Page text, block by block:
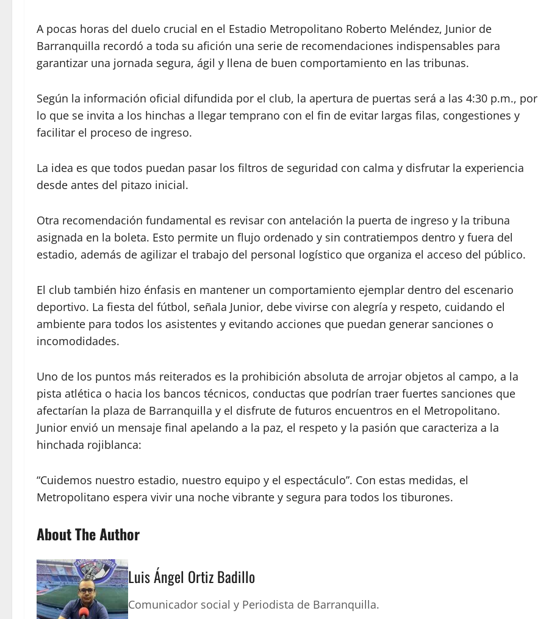
A pocas horas del duelo crucial en el Estadio Metropolitano Roberto Meléndez, Junior de
Barranquilla recordó a toda su afición una serie de recomendaciones indispensables para
garantizar una jornada segura, ágil y llena de buen comportamiento en las tribunas.
Según la información oficial difundida por el club, la apertura de puertas será a las 4:30 p.m., por
lo que se invita a los hinchas a llegar temprano con el fin de evitar largas filas, congestiones y
facilitar el proceso de ingreso.
La idea es que todos puedan pasar los filtros de seguridad con calma y disfrutar la experiencia
desde antes del pitazo inicial.
Otra recomendación fundamental es revisar con antelación la puerta de ingreso y la tribuna
asignada en la boleta. Esto permite un flujo ordenado y sin contratiempos dentro y fuera del
estadio, además de agilizar el trabajo del personal logístico que organiza el acceso del público.
El club también hizo énfasis en mantener un comportamiento ejemplar dentro del escenario
deportivo. La fiesta del fútbol, señala Junior, debe vivirse con alegría y respeto, cuidando el
ambiente para todos los asistentes y evitando acciones que puedan generar sanciones o
incomodidades.
Uno de los puntos más reiterados es la prohibición absoluta de arrojar objetos al campo, a la
pista atlética o hacia los bancos técnicos, conductas que podrían traer fuertes sanciones que
afectarían la plaza de Barranquilla y el disfrute de futuros encuentros en el Metropolitano.
Junior envió un mensaje final apelando a la paz, el respeto y la pasión que caracteriza a la
hinchada rojiblanca:
“Cuidemos nuestro estadio, nuestro equipo y el espectáculo”. Con estas medidas, el
Metropolitano espera vivir una noche vibrante y segura para todos los tiburones.
About The Author
Luis Ángel Ortiz Badillo
Comunicador social y Periodista de Barranquilla.